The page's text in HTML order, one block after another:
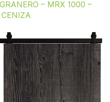
– MRX 1000 –